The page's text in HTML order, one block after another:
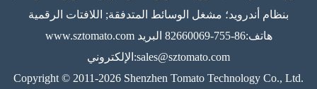
بنظام أندرويد؛ مشغل الوسائط المتدفقة; اللافتات الرقمية
www.sztomato.comهاتف:86-755-82660069 البريد
الإلكتروني:sales@sztomato.com
Copyright © 2011-2026 Shenzhen Tomato Technology Co., Ltd.